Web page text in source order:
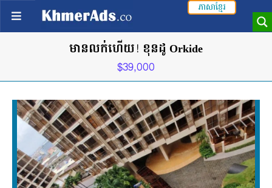
ភាសាខ្មែរ
មានលក់ហើយ! ខុនដូ Orkide
$39,000